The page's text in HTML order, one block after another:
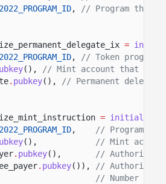
,
// Program that
=
,
// Token
(),
// Mint account that
. pubkey(),
// Permanent
=
,
// Program
(),
// Mint
. pubkey(),
// Authority
. pubkey()),
// Authority
// Number of